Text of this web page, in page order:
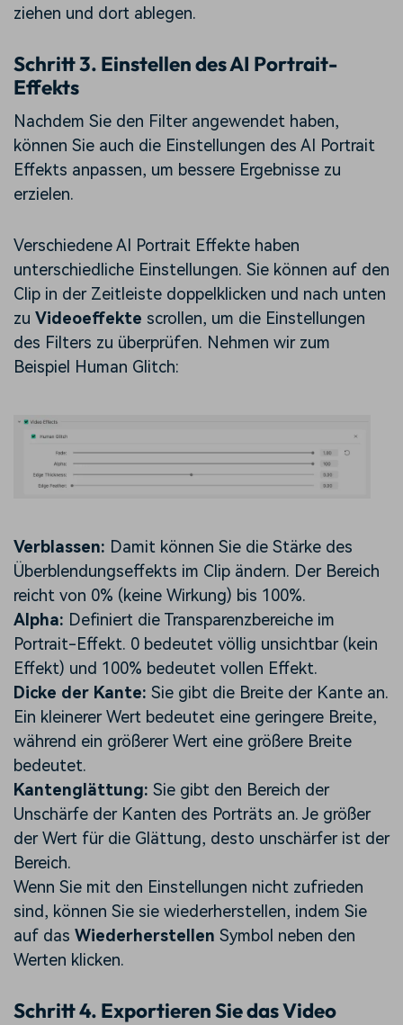
ziehen und dort ablegen.
Schritt 3. Einstellen des AI Portrait-
Effekts
Nachdem Sie den Filter angewendet haben,
können Sie auch die Einstellungen des AI Portrait
Effekts anpassen, um bessere Ergebnisse zu
erzielen.
Verschiedene AI Portrait Effekte haben
unterschiedliche Einstellungen. Sie können auf den
Clip in der Zeitleiste doppelklicken und nach unten
zu Videoeffekte scrollen, um die Einstellungen
des Filters zu überprüfen. Nehmen wir zum
Beispiel Human Glitch:
Verblassen: Damit können Sie die Stärke des
Überblendungseffekts im Clip ändern. Der Bereich
reicht von 0% (keine Wirkung) bis 100%.
Alpha: Definiert die Transparenzbereiche im
Portrait-Effekt. 0 bedeutet völlig unsichtbar (kein
Effekt) und 100% bedeutet vollen Effekt.
Dicke der Kante: Sie gibt die Breite der Kante an.
Ein kleinerer Wert bedeutet eine geringere Breite,
während ein größerer Wert eine größere Breite
bedeutet.
Kantenglättung: Sie gibt den Bereich der
Unschärfe der Kanten des Porträts an. Je größer
der Wert für die Glättung, desto unschärfer ist der
Bereich.
Wenn Sie mit den Einstellungen nicht zufrieden
sind, können Sie sie wiederherstellen, indem Sie
auf das Wiederherstellen Symbol neben den
Werten klicken.
Schritt 4. Exportieren Sie das Video